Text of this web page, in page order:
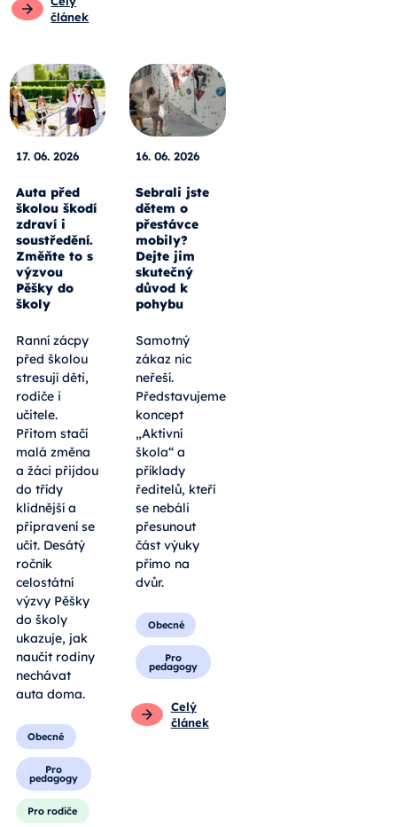
článek
17. 06. 2026
Auta před
školou škodí
zdraví i
soustředění.
Změňte to s
výzvou
Pěšky do
školy
Ranní zácpy
před školou
stresují děti,
rodiče i
učitele.
Přitom stačí
malá změna
a žáci přijdou
do třídy
klidnější a
připravení se
učit. Desátý
ročník
celostátní
výzvy Pěšky
do školy
ukazuje, jak
naučit rodiny
nechávat
auta doma.
Obecné
Pro
pedagogy
Pro rodiče
16. 06. 2026
Sebrali jste
dětem o
přestávce
mobily?
Dejte jim
skutečný
důvod k
pohybu
Samotný
zákaz nic
neřeší.
Představujeme
koncept
„Aktivní
škola“ a
příklady
ředitelů, kteří
se nebáli
přesunout
část výuky
přímo na
dvůr.
Obecné
Pro
pedagogy
Celý
článek